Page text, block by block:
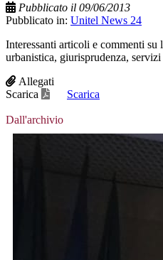
Pubblicato il 09/06/2013
Pubblicato in: Unitel News 24
Interessanti articoli e commenti su
urbanistica, giurisprudenza,
Allegati
Scarica
Scarica
Dall'archivio